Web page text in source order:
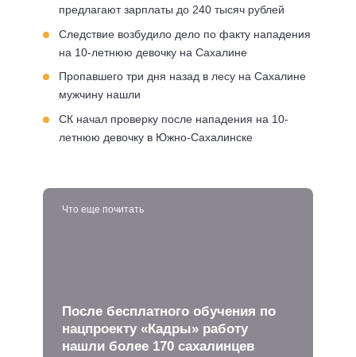
предлагают зарплаты до 240 тысяч рублей
Следствие возбудило дело по факту нападения
на 10-летнюю девочку на Сахалине
Пропавшего три дня назад в лесу на Сахалине
мужчину нашли
СК начал проверку после нападения на 10-
летнюю девочку в Южно-Сахалинске
Что еще почитать
После бесплатного обучения по
нацпроекту «Кадры» работу
нашли более 170 сахалинцев